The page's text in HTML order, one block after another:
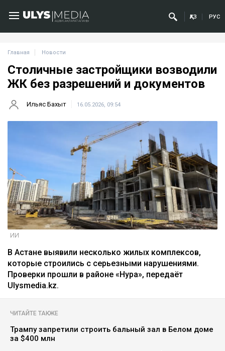
ҚАЗ РУС
Главная Новости
Столичные застройщики возводили
ЖК без разрешений и документов
Ильяс Бахыт 16.05.2026, 09:54
ИИ
В Астане выявили несколько жилых комплексов,
которые строились с серьезными нарушениями.
Проверки прошли в районе «Нура», передаёт
Ulysmedia.kz.
ЧИТАЙТЕ ТАКЖЕ
Трампу запретили строить бальный зал в Белом доме
за $400 млн